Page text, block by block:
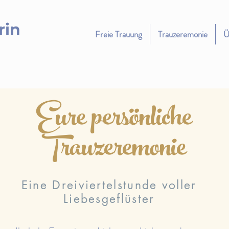
Freie Trauung Trauzeremonie
Eure persönliche
Trauzeremonie
Eine Dreiviertelstunde voller
Liebesgeflüster